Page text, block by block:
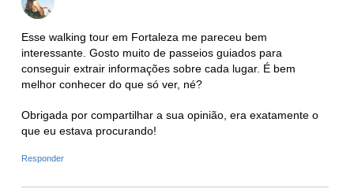
Esse walking tour em Fortaleza me pareceu bem
interessante. Gosto muito de passeios guiados para
conseguir extrair informações sobre cada lugar. É bem
melhor conhecer do que só ver, né?
Obrigada por compartilhar a sua opinião, era exatamente o
que eu estava procurando!
Responder